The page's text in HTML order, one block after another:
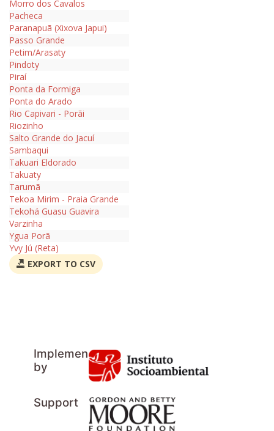
Morro dos Cavalos
Pacheca
Paranapuã (Xixova Japui)
Passo Grande
Petim/Arasaty
Pindoty
Piraí
Ponta da Formiga
Ponta do Arado
Rio Capivari - Porãi
Riozinho
Salto Grande do Jacuí
Sambaqui
Takuari Eldorado
Takuaty
Tarumã
Tekoa Mirim - Praia Grande
Tekohá Guasu Guavira
Varzinha
Ygua Porã
Yvy Jú (Reta)
EXPORT TO CSV